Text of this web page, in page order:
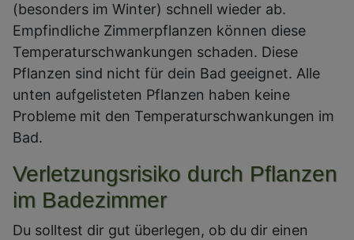
(besonders im Winter) schnell wieder ab.
Empfindliche Zimmerpflanzen können diese
Temperaturschwankungen schaden. Diese
Pflanzen sind nicht für dein Bad geeignet. Alle
unten aufgelisteten Pflanzen haben keine
Probleme mit den Temperaturschwankungen im
Bad.
Verletzungsrisiko durch Pflanzen
im Badezimmer
Du solltest dir gut überlegen, ob du dir einen